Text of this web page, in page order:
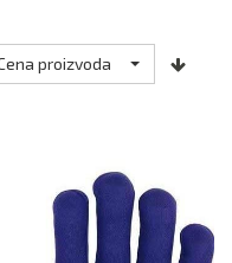
proizvoda